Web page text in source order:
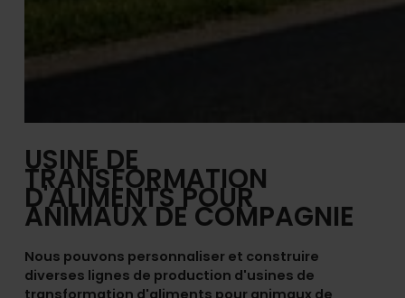
USINE DE
TRANSFORMATION
D'ALIMENTS POUR
ANIMAUX DE COMPAGNIE
Nous pouvons personnaliser et construire
diverses lignes de production d'usines de